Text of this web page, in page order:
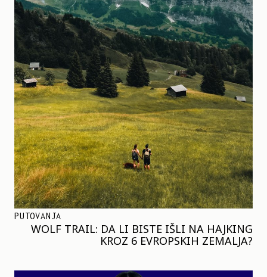
PUTOVANJA
WOLF TRAIL: DA LI BISTE IŠLI NA HAJKING
KROZ 6 EVROPSKIH ZEMALJA?